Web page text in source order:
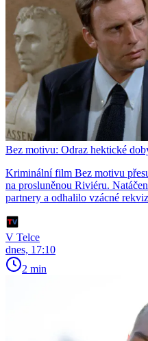
Bez motivu: Odraz hektické
Kriminální film Bez motivu
na prosluněnou Riviéru.
partnery a odhalilo vzácné
V Telce
dnes, 17:10
2 min